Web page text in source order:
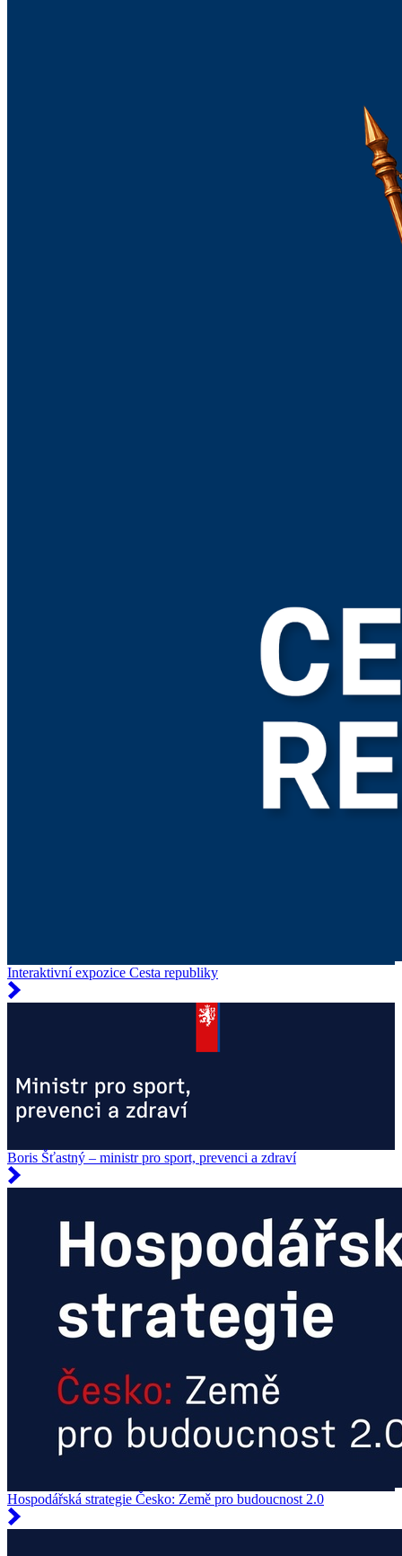
Interaktivní expozice Cesta republiky
Boris Šťastný – ministr pro sport, prevenci a zdraví
Hospodářská strategie Česko: Země pro budoucnost 2.0